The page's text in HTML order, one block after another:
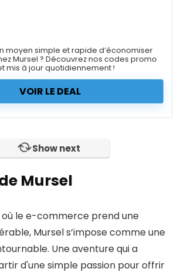
moyen simple et rapide d’économiser
Mursel ? Découvrez nos codes promo
mis à jour quotidiennement !
VOIR LE DEAL
Show next
Mursel
où le e-commerce prend une
Mursel s’impose comme une
Une aventure qui a
d'une simple passion pour offrir